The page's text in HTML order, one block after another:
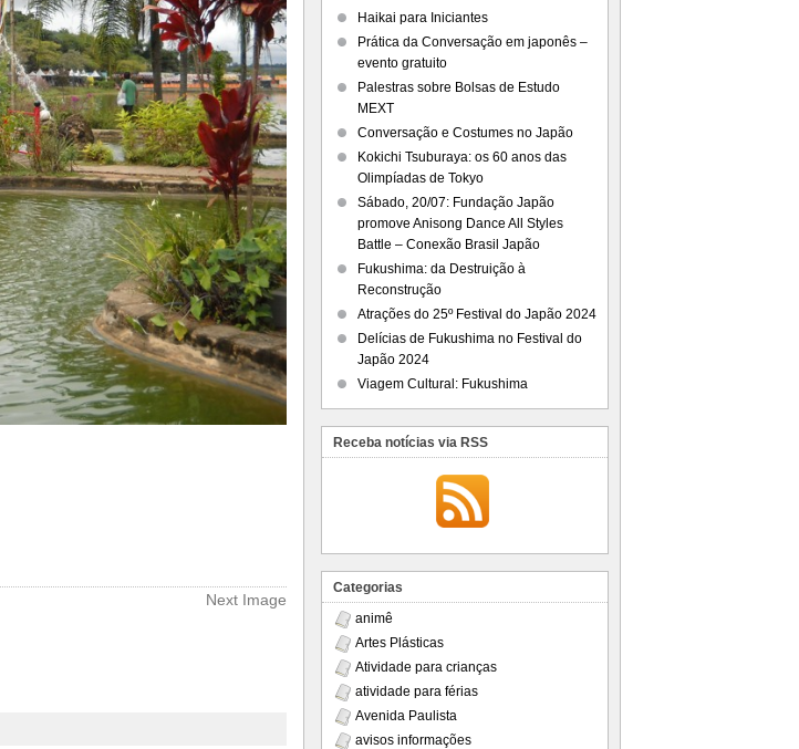
Next Image
Haikai para Iniciantes
Prática da Conversação em japonês –
evento gratuito
Palestras sobre Bolsas de Estudo
MEXT
Conversação e Costumes no Japão
Kokichi Tsuburaya: os 60 anos das
Olimpíadas de Tokyo
Sábado, 20/07: Fundação Japão
promove Anisong Dance All Styles
Battle – Conexão Brasil Japão
Fukushima: da Destruição à
Reconstrução
Atrações do 25º Festival do Japão 2024
Delícias de Fukushima no Festival do
Japão 2024
Viagem Cultural: Fukushima
Receba notícias via RSS
Categorias
animê
Artes Plásticas
Atividade para crianças
atividade para férias
Avenida Paulista
avisos informações